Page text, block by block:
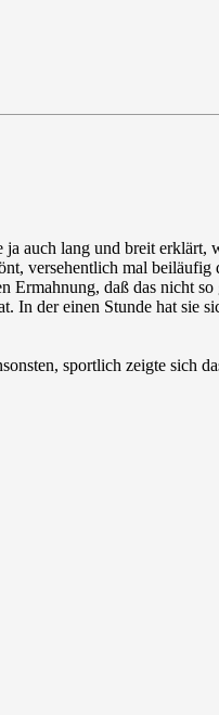
auch lang und breit
versehentlich mal
daß das nicht
der einen Stunde hat sie
sportlich zeigte sich